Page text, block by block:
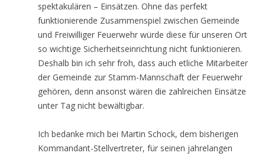
spektakulären – Einsätzen. Ohne das perfekt
funktionierende Zusammenspiel zwischen Gemeinde
und Freiwilliger Feuerwehr würde diese für unseren Ort
so wichtige Sicherheitseinrichtung nicht funktionieren.
Deshalb bin ich sehr froh, dass auch etliche Mitarbeiter
der Gemeinde zur Stamm-Mannschaft der Feuerwehr
gehören, denn ansonst wären die zahlreichen Einsätze
unter Tag nicht bewältigbar.
Ich bedanke mich bei Martin Schock, dem bisherigen
Kommandant-Stellvertreter, für seinen jahrelangen